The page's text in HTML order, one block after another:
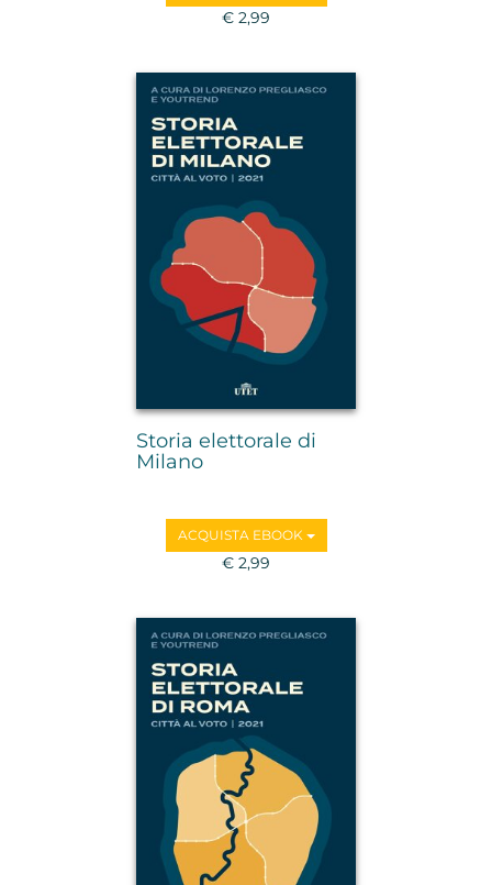
€ 2,99
Storia elettorale di
Milano
ACQUISTA EBOOK
€ 2,99